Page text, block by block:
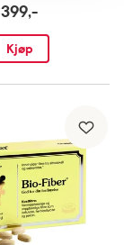
399,-
Kjøp